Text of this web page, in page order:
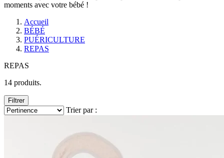
moments avec votre bébé !
Accueil
BÉBÉ
PUÉRICULTURE
REPAS
REPAS
14 produits.
Filtrer
Trier par :